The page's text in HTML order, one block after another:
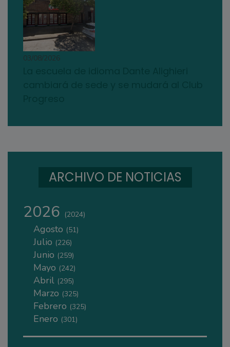
03/08/2026
ARCHIVO DE NOTICIAS
2026 (2024)
Agosto (51)
Julio (226)
Junio (259)
Mayo (242)
Abril (295)
Marzo (325)
Febrero (325)
Enero (301)